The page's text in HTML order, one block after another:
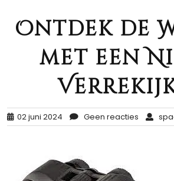
Ontdek de
met een
02 juni 2024 Geen reacties